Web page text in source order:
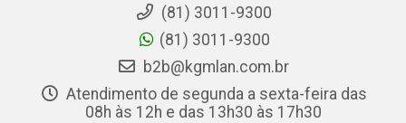
(81) 3011-9300
(81) 3011-9300
b2b@kgmlan.com.br
Atendimento de segunda a sexta-feira das
08h às 12h e das 13h30 às 17h30